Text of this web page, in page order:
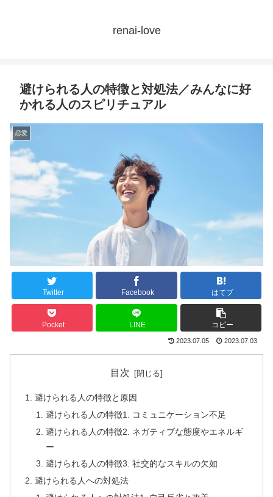
renai-love
避けられる人の特徴と対処法／みんなに好
かれる人のスピリチュアル
恋愛
Twitter Facebook はてブ
Pocket LINE コピー
2023.07.05 2023.07.03
目次
避けられる人の特徴と原因
避けられる人の特徴1. コミュニケーション不足
避けられる人の特徴2. ネガティブな態度やエネルギ
ー
避けられる人の特徴3. 社交的なスキルの欠如
避けられる人への対処法